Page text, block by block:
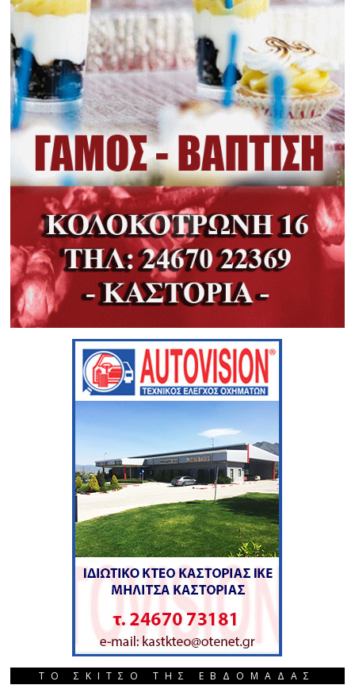
ΤΟ ΣΚΙΤΣΟ ΤΗΣ ΕΒΔΟΜΑΔΑΣ